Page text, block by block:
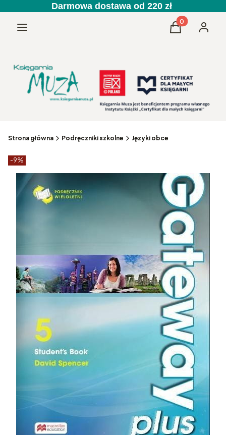
Darmowa dostawa od 220 zł
Menu Produkty w
Koszyk
Strona główna Podręczniki szkolne Języki obce
Etykiety produktu
-9%